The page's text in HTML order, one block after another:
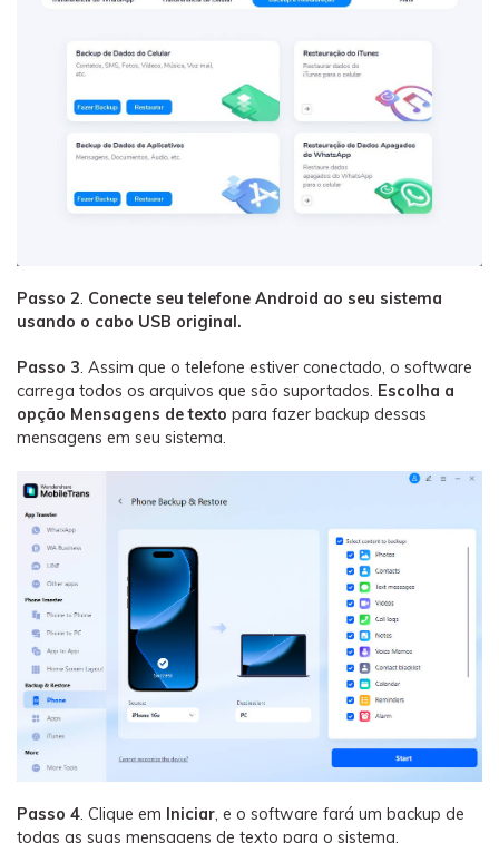
Passo 2. Conecte seu telefone Android ao seu sistema
usando o cabo USB original.
Passo 3 . Assim que o telefone estiver conectado, o software
carrega todos os arquivos que são suportados. Escolha a
opção Mensagens de texto para fazer backup dessas
mensagens em seu sistema.
Passo 4. Clique em Iniciar, e o software fará um backup de
todas as suas mensagens de texto para o sistema.